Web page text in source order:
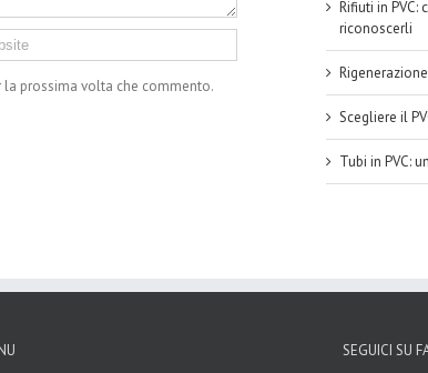
prossima volta che commento.
Rifiuti in PVC:
riconoscerli
Scegliere il
Tubi in PVC:
SEGUICI SU